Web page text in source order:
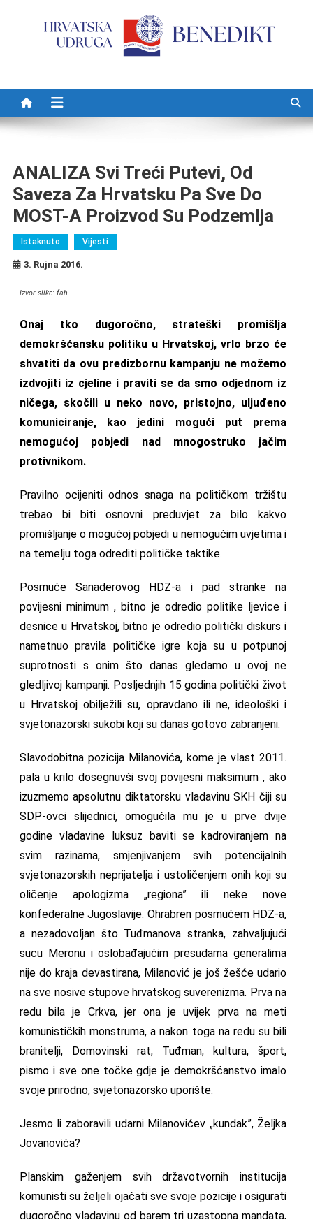
ANALIZA Svi Treći Putevi, Od
Saveza Za Hrvatsku Pa Sve Do
MOST-A Proizvod Su Podzemlja
Istaknuto Vijesti
3. Rujna 2016.
Izvor slike: fah
Onaj tko dugoročno, strateški promišlja
demokršćansku politiku u Hrvatskoj, vrlo brzo će
shvatiti da ovu predizbornu kampanju ne možemo
izdvojiti iz cjeline i praviti se da smo odjednom iz
ničega, skočili u neko novo, pristojno, uljuđeno
komuniciranje, kao jedini mogući put prema
nemogućoj pobjedi nad mnogostruko jačim
protivnikom.
Pravilno ocijeniti odnos snaga na političkom tržištu
trebao bi biti osnovni preduvjet za bilo kakvo
promišljanje o mogućoj pobjedi u nemogućim uvjetima i
na temelju toga odrediti političke taktike.
Posrnuće Sanaderovog HDZ-a i pad stranke na
povijesni minimum , bitno je odredio politike ljevice i
desnice u Hrvatskoj, bitno je odredio politički diskurs i
nametnuo pravila političke igre koja su u potpunoj
suprotnosti s onim što danas gledamo u ovoj ne
gledljivoj kampanji. Posljednjih 15 godina politički život
u Hrvatskoj obilježili su, opravdano ili ne, ideološki i
svjetonazorski sukobi koji su danas gotovo zabranjeni.
Slavodobitna pozicija Milanovića, kome je vlast 2011.
pala u krilo dosegnuvši svoj povijesni maksimum , ako
izuzmemo apsolutnu diktatorsku vladavinu SKH čiji su
SDP-ovci slijednici, omogućila mu je u prve dvije
godine vladavine luksuz baviti se kadroviranjem na
svim razinama, smjenjivanjem svih potencijalnih
svjetonazorskih neprijatelja i ustoličenjem onih koji su
oličenje apologizma „regiona” ili neke nove
konfederalne Jugoslavije. Ohrabren posrnućem HDZ-a,
a nezadovoljan što Tuđmanova stranka, zahvaljujući
sucu Meronu i oslobađajućim presudama generalima
nije do kraja devastirana, Milanović je još žešće udario
na sve nosive stupove hrvatskog suverenizma. Prva na
redu bila je Crkva, jer ona je uvijek prva na meti
komunističkih monstruma, a nakon toga na redu su bili
branitelji, Domovinski rat, Tuđman, kultura, šport,
pismo i sve one točke gdje je demokršćanstvo imalo
svoje prirodno, svjetonazorsko uporište.
Jesmo li zaboravili udarni Milanovićev „kundak”, Željka
Jovanovića?
Planskim gaženjem svih državotvornih institucija
komunisti su željeli ojačati sve svoje pozicije i osigurati
dugoročno vladavinu od barem tri uzastopna mandata,